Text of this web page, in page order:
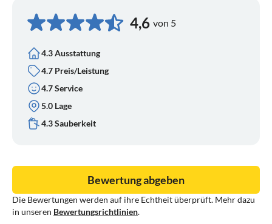
4,6 von 5
4.3 Ausstattung
4.7 Preis/Leistung
4.7 Service
5.0 Lage
4.3 Sauberkeit
Die Bewertungen werden auf ihre Echtheit überprüft. Mehr dazu
in unseren Bewertungsrichtlinien.
Bewertung abgeben